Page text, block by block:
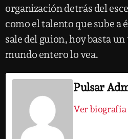
organización detrás del
como el talento que sube a
sale del guion, hoy basta
mundo entero lo vea.
Pulsar
Ver biografía